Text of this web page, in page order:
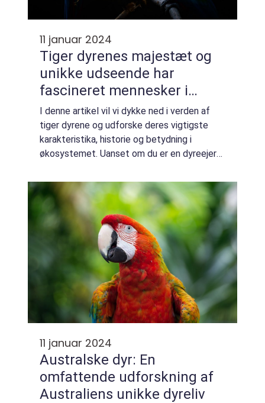
11 januar 2024
Tiger dyrenes majestæt og
unikke udseende har
fascineret mennesker i
årtusinder
I denne artikel vil vi dykke ned i verden af
tiger dyrene og udforske deres vigtigste
karakteristika, historie og betydning i
økosystemet. Uanset om du er en dyreejer
dig en dybdegående indsigt i disse...
11 januar 2024
Australske dyr: En
omfattende udforskning af
Australiens unikke dyreliv